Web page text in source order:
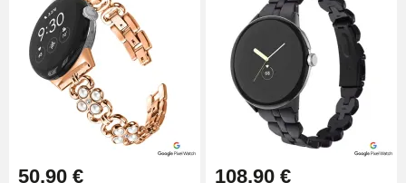
50,90 € 108,90 €